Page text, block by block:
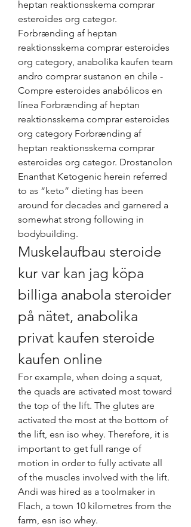
heptan reaktionsskema comprar
esteroides org categor.
Forbrænding af heptan
reaktionsskema comprar esteroides
org category, anabolika kaufen team
andro comprar sustanon en chile -
Compre esteroides anabólicos en
línea Forbrænding af heptan
reaktionsskema comprar esteroides
org category Forbrænding af
heptan reaktionsskema comprar
esteroides org categor. Drostanolon
Enanthat Ketogenic herein referred
to as “keto” dieting has been
around for decades and garnered a
somewhat strong following in
bodybuilding.
Muskelaufbau steroide
kur var kan jag köpa
billiga anabola steroider
på nätet, anabolika
privat kaufen steroide
kaufen online
For example, when doing a squat,
the quads are activated most toward
the top of the lift. The glutes are
activated the most at the bottom of
the lift, esn iso whey. Therefore, it is
important to get full range of
motion in order to fully activate all
of the muscles involved with the lift.
Andi was hired as a toolmaker in
Flach, a town 10 kilometres from the
farm, esn iso whey.